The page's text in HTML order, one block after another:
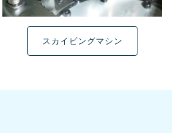
スカイビングマシン